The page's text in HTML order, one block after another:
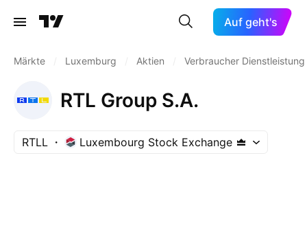
Auf geht's
Märkte Luxemburg Aktien Verbraucher
RTL Group S.A.
RTLL Luxembourg Stock Exchange